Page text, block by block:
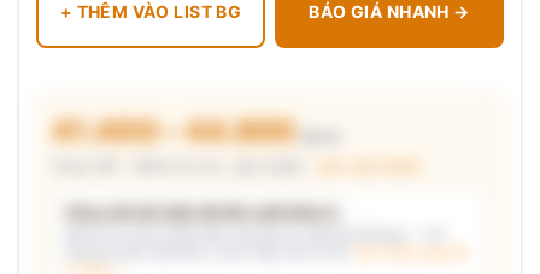
+ THÊM VÀO LIST BG BÁO GIÁ NHANH →
41.400 – 44.800